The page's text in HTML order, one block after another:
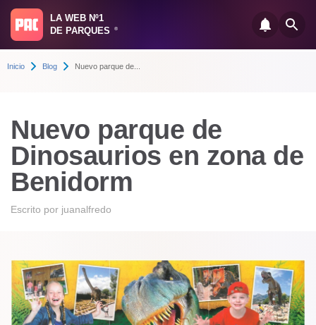
LA WEB Nº1
DE PARQUES
®
Inicio Blog Nuevo parque de...
Nuevo parque de
Dinosaurios en zona de
Benidorm
Escrito por juanalfredo